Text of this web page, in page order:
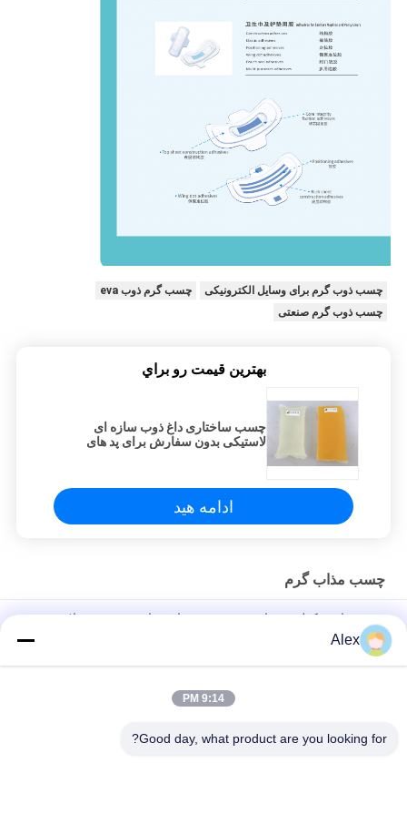
چسب ذوب گرم برای وسایل الکترونیکی
چسب گرم ذوب eva
چسب ذوب گرم صنعتی
بهترين قيمت رو براي
چسب ساختاری داغ ذوب سازه ای
لاستیکی بدون سفارش برای پد های
ادامه هید
چسب مذاب گرم
چسب هایدروکولوئید برای پیوند زخم، مراقبت از زخم، محصولات
پزشکی
چسب گرم ذوب برای درمان های هیدروکلوئید، گچ زخم
Alex
9:14 PM
Good day, what product are you looking for?